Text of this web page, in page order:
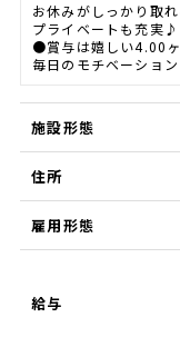
お休みがしっかり取
プライベートも充実♪
●賞与は嬉しい4.00ヶ
毎日のモチベーショ
施設形態
住所
雇用形態
給与